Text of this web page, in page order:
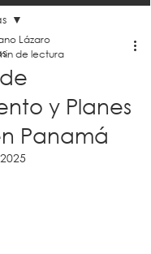
y Planes
Panamá
Lázaro
de lectura
5 estrellas.